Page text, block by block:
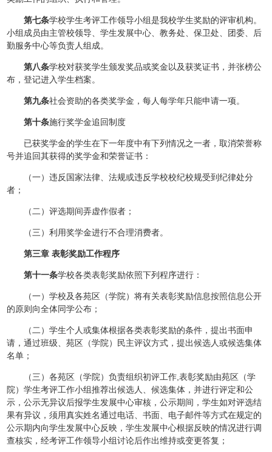
第七条学校学生考评工作领导小组是我校学生奖励的评审机构。
小组成员由主管校领导、学生发展中心、教务处、保卫处、团委、后
勤服务中心等负责人组成。
第八条学校对获奖学生颁发奖品或奖金以及获奖证书，并张榜公
布，登记进入学生档案。
第九条社会资助的各类奖学金，每人每学年只能申请一项。
第十条施行奖学金追回制度
已获奖学金的学生在下一年度中有下列情况之一者，取消荣誉称
号并追回其获得的奖学金和荣誉证书：
（一）违反国家法律、法规或违反学校校纪校规受到纪律处分
者；
（二）评选期间弄虚作假者；
（三）利用奖学金进行不合理消费者。
第三章 表彰奖励工作程序
第十一条学校各类表彰奖励依照下列程序进行：
（一）学校及各苑区（学院）将有关表彰奖励信息按照信息公开
的原则向全体同学公布；
（二）学生个人或集体根据各类表彰奖励的条件，提出书面申
请，通过班级、苑区（学院）民主评议方式，提出候选人或候选集体
名单；
（三）各苑区（学院）负责组织初评工作,表彰奖励由苑区（学
院）学生考评工作小组推荐出候选人、候选集体，并进行评定和公
示，公示无异议后报学生发展中心审核，公示期间，学生如对评选结
果有异议，须用真实姓名通过电话、书面、电子邮件等方式在规定的
公示期内向学生发展中心反映，学生发展中心根据反映的情况进行调
查核实，经考评工作领导小组讨论后作出维持或变更答复；